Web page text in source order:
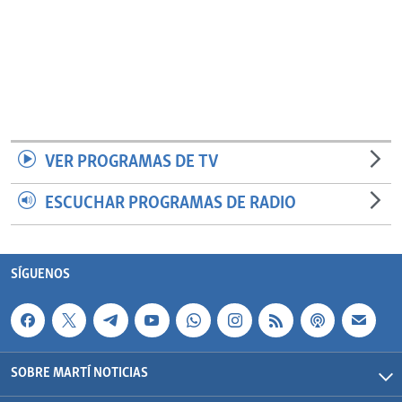
VER PROGRAMAS DE TV
ESCUCHAR PROGRAMAS DE RADIO
SÍGUENOS
SOBRE MARTÍ NOTICIAS